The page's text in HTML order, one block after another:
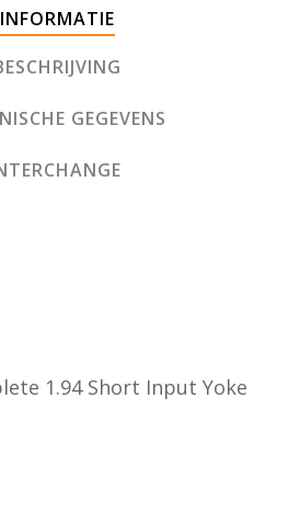
INFORMATIE
GEGEVENS
1.94 Short Input Yoke